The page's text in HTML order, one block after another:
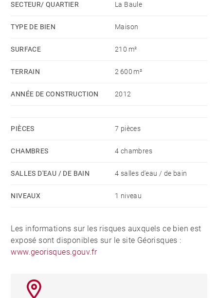
double avec grenier. Honoraires à la charge du
vendeur
SECTEUR/ QUARTIER La Baule
TYPE DE BIEN Maison
SURFACE 210 m²
TERRAIN 2 600 m²
ANNÉE DE CONSTRUCTION 2012
PIÈCES 7 pièces
CHAMBRES 4 chambres
SALLES D'EAU / DE BAIN 4 salles d'eau / de bain
NIVEAUX 1 niveau
Les informations sur les risques auxquels ce bien est
exposé sont disponibles sur le site Géorisques :
www.georisques.gouv.fr